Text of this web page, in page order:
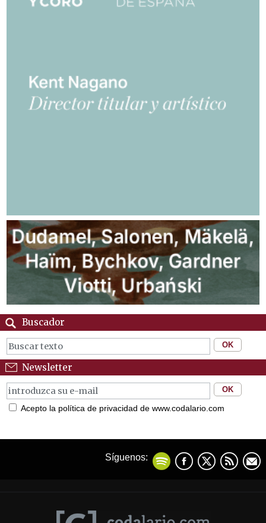
Buscador
Newsletter
Acepto la política de privacidad de www.codalario.com
Síguenos: